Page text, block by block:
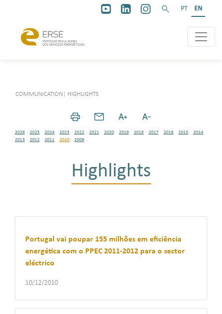
PT EN
COMMUNICATION HIGHLIGHTS
2026 2025 2024 2023 2022 2021 2020 2019 2018 2017 2016 2015
2014
2013
2012 2011 2010 2009
Highlights
Portugal vai poupar 155 milhões em eficiência
energética com o PPEC 2011-2012 para o sector
eléctrico
10/12/2010